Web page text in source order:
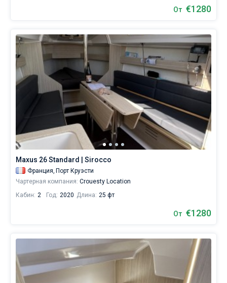
От €1280
Maxus 26 Standard | Sirocco
Франция, Порт Круэсти
Чартерная компания: Crouesty Location
Кабин: 2 Год: 2020 Длина: 25 фт
От €1280